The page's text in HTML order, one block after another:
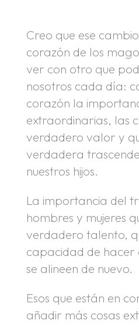
Creo que ese
corazón de los
ver con otro que
nosotros cada día:
corazón la
extraordinarias, las
verdadero valor y
verdadera
nuestros hijos.
La importancia del
hombres y mujeres
verdadero talento,
capacidad de hacer
se alineen de nuevo.
Esos que están en
añadir más cosas